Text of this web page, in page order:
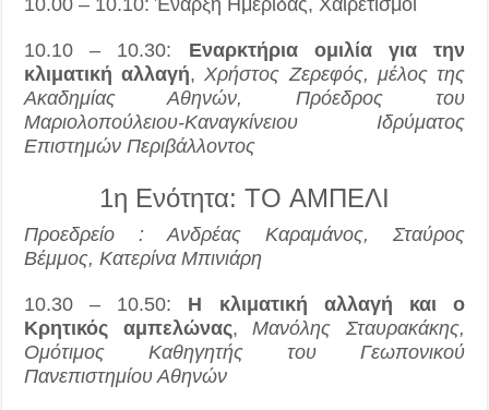
10.00 – 10.10: Έναρξη Ημερίδας, Χαιρετισμοί
10.10 – 10.30: Εναρκτήρια ομιλία για την
κλιματική αλλαγή,Χρήστος Ζερεφός, μέλος της
Ακαδημίας Αθηνών, Πρόεδρος του
Μαριολοπούλειου-Καναγκίνειου Ιδρύματος
Επιστημών Περιβάλλοντος
1η Ενότητα: ΤO ΑΜΠΕΛΙ
Προεδρείο : Ανδρέας Καραμάνος, Σταύρος
Βέμμος, Κατερίνα Μπινιάρη
10.30 – 10.50: Η κλιματική αλλαγή και ο
Κρητικός αμπελώνας,Μανόλης Σταυρακάκης,
Ομότιμος Καθηγητής του Γεωπονικού
Πανεπιστημίου Αθηνών